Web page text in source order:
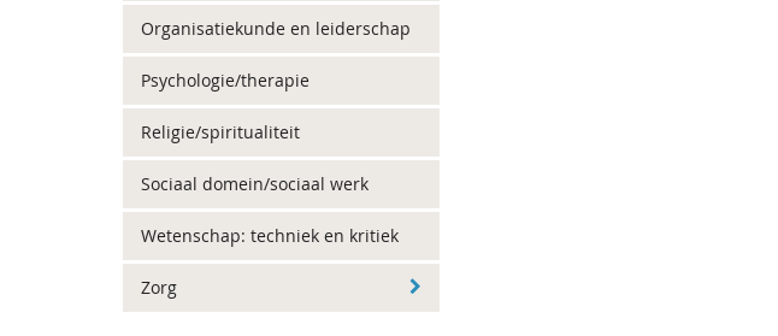
Organisatiekunde en leiderschap
Psychologie/therapie
Religie/spiritualiteit
Sociaal domein/sociaal werk
Wetenschap: techniek en kritiek
Zorg